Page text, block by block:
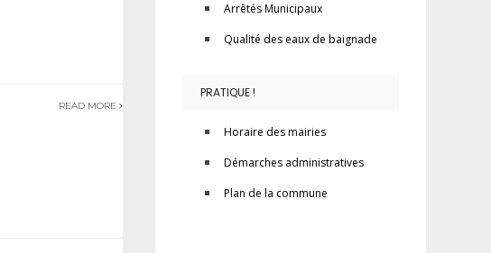
READ MORE
Arrêtés Municipaux
Qualité des eaux de baignade
PRATIQUE !
Horaire des mairies
Démarches administratives
Plan de la commune